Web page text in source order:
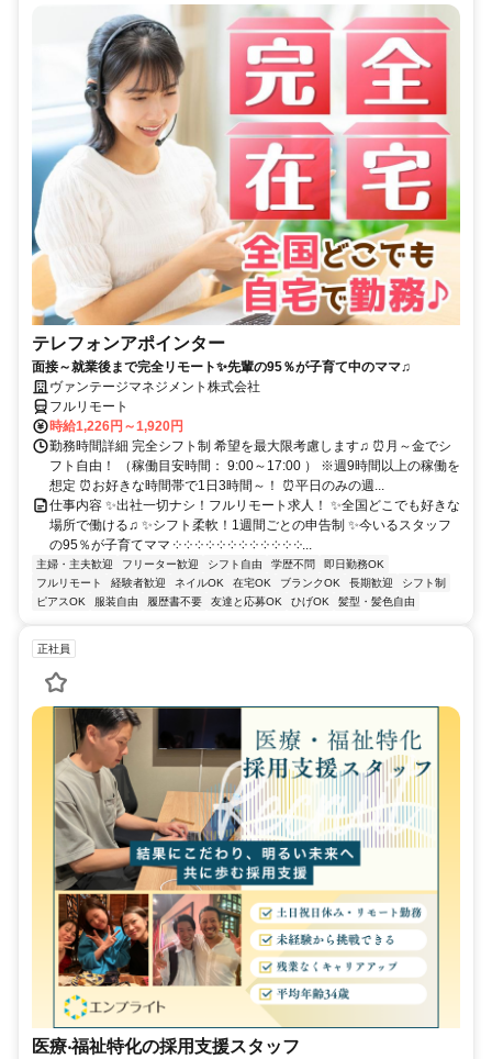
テレフォンアポインター
面接～就業後まで完全リモート✨先輩の95％が子育て中のママ♫
ヴァンテージマネジメント株式会社
フルリモート
時給1,226円～1,920円
勤務時間詳細 完全シフト制 希望を最大限考慮します♫ ⏰月～金でシ
フト自由！ （稼働目安時間： 9:00～17:00 ） ※週9時間以上の稼働を
想定 ⏰お好きな時間帯で1日3時間～！ ⏰平日のみの週...
仕事内容 ✨出社一切ナシ！フルリモート求人！ ✨全国どこでも好きな
場所で働ける♫ ✨シフト柔軟！1週間ごとの申告制 ✨今いるスタッフ
の95％が子育てママ ༶ ༶ ༶ ༶ ༶ ༶ ༶ ༶ ༶ ༶ ༶ ༶...
主婦・主夫歓迎 フリーター歓迎 シフト自由 学歴不問
即日勤務OK
フルリモート
経験者歓迎 ネイルOK 在宅OK ブランクOK 長期歓迎
シフト制
ピアスOK
服装自由 履歴書不要 友達と応募OK ひげOK 髪型・髪色自由
正社員
医療‧福祉特化の採用支援スタッフ